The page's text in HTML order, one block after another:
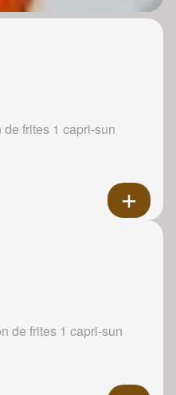
frites 1 capri-sun
de frites 1 capri-sun